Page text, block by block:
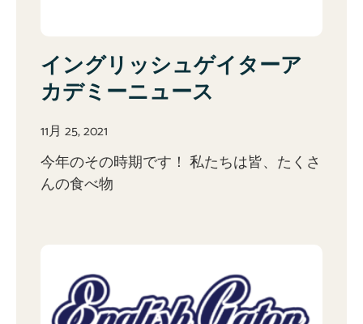
イングリッシュゲイターア
カデミーニュース
11月 25, 2021
今年のその時期です！ 私たちは皆、たくさ
んの食べ物